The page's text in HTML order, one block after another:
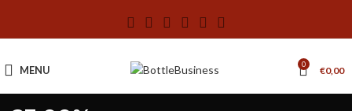
MENU 0 €0,00